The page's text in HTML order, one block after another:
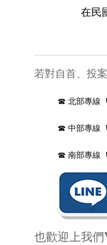
在民
若對自首、投
☎ 北部專線
☎ 中部專線
☎ 南部專線
也歡迎上我